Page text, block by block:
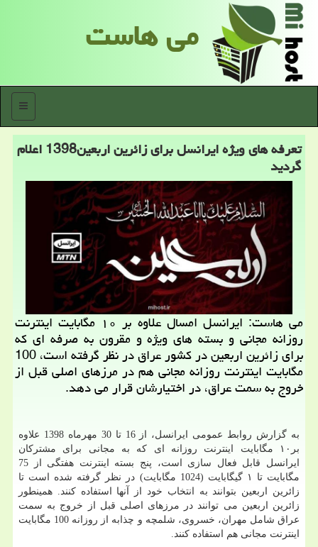
می هاست
منو
تعرفه های ویژه ایرانسل برای زائرین اربعین1398 اعلام
گردید
می هاست: ایرانسل امسال علاوه بر ۱۰ مگابایت اینترنت
روزانه مجانی و بسته های ویژه و مقرون به صرفه ای كه
برای زائرین اربعین در كشور عراق در نظر گرفته است، 100
مگابایت اینترنت روزانه مجانی هم در مرزهای اصلی قبل از
خروج به سمت عراق، در اختیارشان قرار می دهد.
به گزارش روابط عمومی ایرانسل، از 16 تا 30 مهرماه 1398 علاوه
بر۱۰ مگابایت اینترنت روزانه ای كه به مجانی برای مشتركان
ایرانسل قابل فعال سازی است، پنج بسته اینترنت هفتگی از 75
مگابایت تا ۱ گیگابایت (1024 مگابایت) در نظر گرفته شده است تا
زائرین اربعین بتوانند به انتخاب خود از آنها استفاده كنند. همینطور
زائرین اربعین می توانند در مرزهای اصلی قبل از خروج به سمت
عراق شامل مهران، خسروی، شلمچه و چذابه از روزانه 100 مگابایت
اینترنت مجانی هم استفاده كنند.